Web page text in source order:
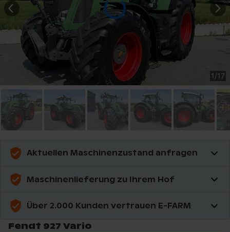
1/17
Aktuellen Maschinenzustand anfragen
Maschinenlieferung zu Ihrem Hof
Über 2.000 Kunden vertrauen E-FARM
Fendt 927 Vario